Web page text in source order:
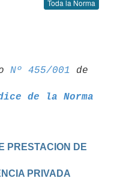
Toda la Norma
Nº 455/001
de
de la Norma
PRESTACION DE
PRIVADA